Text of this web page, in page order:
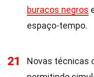
buracos negros
espaço-tempo.
21
Novas técnicas